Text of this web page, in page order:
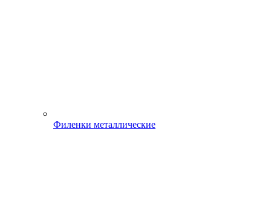
Филенки металлические